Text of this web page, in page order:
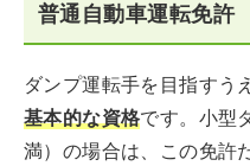
普通自動車運転免許
ダンプ運転手を目指すう
基本的な資格です。小型
満）の場合は、この免許